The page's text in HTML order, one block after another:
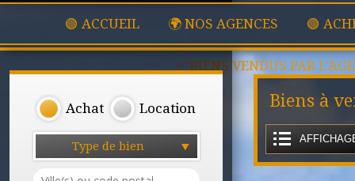
🟢 ACCUEIL 🌍 NOS AGENCES 🟢
✅ BIENS VENDUS PAR
Achat Location
Type de bien
Biens à